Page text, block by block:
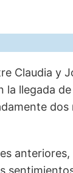
Claudia y
llegada
dos
anteriores,